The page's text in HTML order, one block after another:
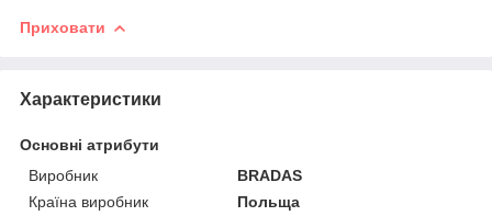
Приховати
Характеристики
Основні атрибути
Виробник
BRADAS
Країна виробник
Польща